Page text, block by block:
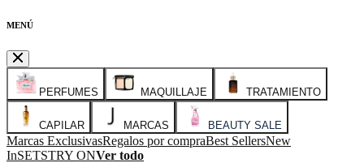
MENÚ
PERFUMES MAQUILLAJE TRATAMIENTO
CAPILAR MARCAS BEAUTY SALE
Marcas ExclusivasRegalos por compraBest SellersNew
InSETSTRY ONVer todo